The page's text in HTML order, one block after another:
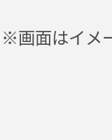
※画面はイメ